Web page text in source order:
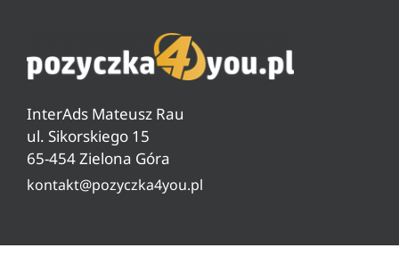
Jak sprawdzić zadłużenie w ZUS
Czyszczenie BIG, KRD, ERIF
Ranking pożyczek od 18 lat
Pytania i odpowiedzi
Ryzyko w pożyczaniu
Lista partnerów
Polityka prywatności
InterAds Mateusz Rau
ul. Sikorskiego 15
65-454 Zielona Góra
kontakt@pozyczka4you.pl